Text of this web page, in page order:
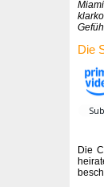
Die
Die